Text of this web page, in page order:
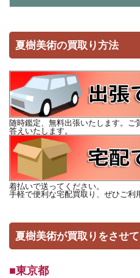
夏樹美術の買取り方法
随時鑑定、無料出張いたします。ご
答えいたします。
着払いで送ってください。
手軽で便利な宅配買取り、ぜひご利
夏樹美術が買取りをさせ
■東京都